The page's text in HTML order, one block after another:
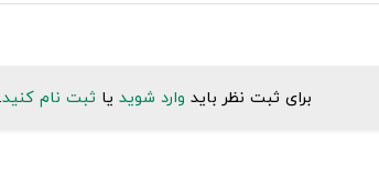
برای ثبت نظر باید وارد شوید یا ثبت نام کنید.